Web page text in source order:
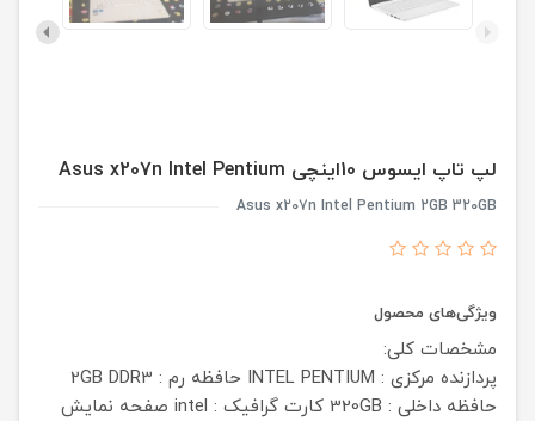
لپ تاپ ایسوس 10اینچی Asus x207n Intel Pentium
Asus x207n Intel Pentium 2GB 320GB
ویژگی‌های محصول
مشخصات کلی:
پردازنده مرکزی : INTEL PENTIUM
حافظه رم : 2GB DDR3
حافظه داخلی : 320GB
کارت گرافیک : intel
صفحه نمایش